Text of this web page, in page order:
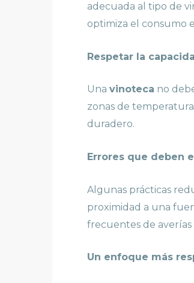
adecuada al tipo de
optimiza el consumo
Respetar la
Una vinoteca no
zonas de
duradero.
Errores que deben
Algunas prácticas
proximidad a una
frecuentes de averías
Un enfoque más